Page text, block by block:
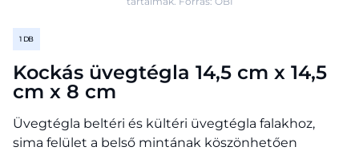
1 DB
Kockás üvegtégla 14,5 cm x 14,5
cm x 8 cm
Üvegtégla beltéri és kültéri üvegtégla falakhoz,
sima felület a belső mintának köszönhetően